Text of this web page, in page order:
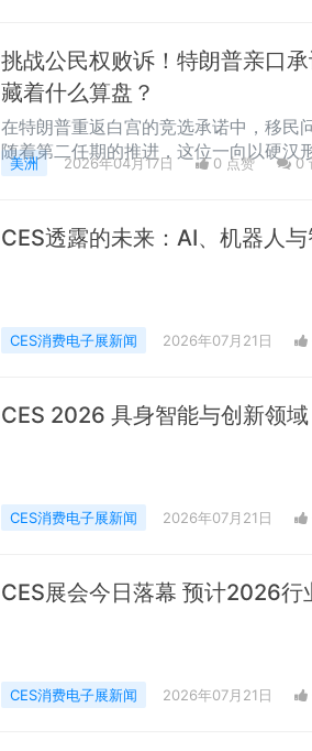
挑战公民权败诉！特朗普亲口
藏着什么算盘？
在特朗普重返白宫的竞选承诺中，移民
随着第二任期的推进，这位一向以硬汉
意和即将到来的中期选举面前，放慢他
美洲 2026年04月17日 0 点赞 0
CES透露的未来：AI、机器人
CES消费电子展新闻 2026年07月21日
CES 2026 具身智能与创新领
CES消费电子展新闻 2026年07月21日
CES展会今日落幕 预计2026行
CES消费电子展新闻 2026年07月21日